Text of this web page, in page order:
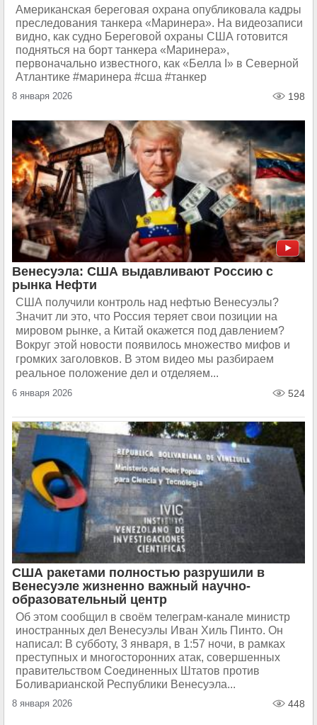
Американская береговая охрана опубликовала кадры
преследования танкера «Маринера». На видеозаписи
видно, как судно Береговой охраны США готовится
подняться на борт танкера «Маринера»,
первоначально известного, как «Белла I» в Северной
Атлантике #маринера #сша #танкер
8 января 2026 198
Венесуэла: США выдавливают Россию с
рынка Нефти
США получили контроль над нефтью Венесуэлы?
Значит ли это, что Россия теряет свои позиции на
мировом рынке, а Китай окажется под давлением?
Вокруг этой новости появилось множество мифов и
громких заголовков. В этом видео мы разбираем
реальное положение дел и отделяем...
6 января 2026 524
США ракетами полностью разрушили в
Венесуэле жизненно важный научно-
образовательный центр
Об этом сообщил в своём телеграм-канале министр
иностранных дел Венесуэлы Иван Хиль Пинто. Он
написал: В субботу, 3 января, в 1:57 ночи, в рамках
преступных и многосторонних атак, совершенных
правительством Соединенных Штатов против
Боливарианской Республики Венесуэла...
8 января 2026 448